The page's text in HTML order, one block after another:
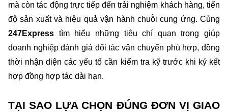
mà còn tác động trực tiếp đến trải nghiệm khách hàng, tiến
247Express tìm hiểu những tiêu chí quan trọng giúp
doanh nghiệp đánh giá đối tác vận chuyển phù hợp, đồng
thời nhận diện các yếu tố cần kiểm tra kỹ trước khi ký kết
hợp đồng hợp tác dài hạn.
TẠI SAO LỰA CHỌN ĐÚNG ĐƠN VỊ GIAO